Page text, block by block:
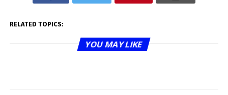
RELATED TOPICS:
YOU MAY LIKE